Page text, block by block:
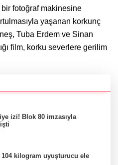
fotoğraf makinesine
yaşanan korkunç
Tuba Erdem ve Sinan
film, korku severlere gerilim
izi! Blok 80 imzasıyla
104 kilogram uyuşturucu ele